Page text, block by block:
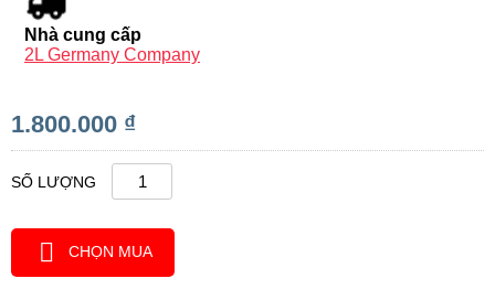
Nhà cung cấp
2L Germany Company
1.800.000 ₫
SỐ LƯỢNG
CHỌN MUA